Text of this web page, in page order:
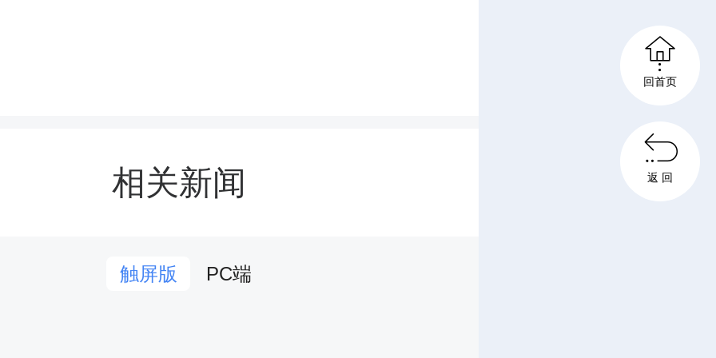
本遇见巧解九连环”主题活动。数
们在挑战与欢笑中收获了成长的
相关新闻
触屏版 PC端

回首页

返 回